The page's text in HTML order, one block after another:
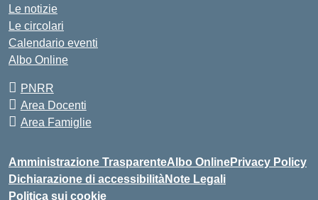
Le notizie
Le circolari
Calendario eventi
Albo Online
PNRR
Area Docenti
Area Famiglie
Amministrazione TrasparenteAlbo OnlinePrivacy Policy
Dichiarazione di accessibilitàNote Legali
Politica sui cookie